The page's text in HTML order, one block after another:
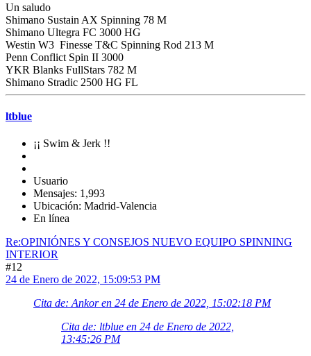
Un saludo
Shimano Sustain AX Spinning 78 M
Shimano Ultegra FC 3000 HG
Westin W3 Finesse T&C Spinning Rod 213 M
Penn Conflict Spin II 3000
YKR Blanks FullStars 782 M
Shimano Stradic 2500 HG FL
ltblue
¡¡ Swim & Jerk !!
Usuario
Mensajes: 1,993
Ubicación: Madrid-Valencia
En línea
Re:OPINIÓNES Y CONSEJOS NUEVO EQUIPO SPINNING
INTERIOR
#12
24 de Enero de 2022, 15:09:53 PM
Cita de: Ankor en 24 de Enero de 2022, 15:02:18 PM
Cita de: ltblue en 24 de Enero de 2022,
13:45:26 PM